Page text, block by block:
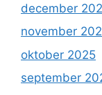
december
november
oktober 2025
september